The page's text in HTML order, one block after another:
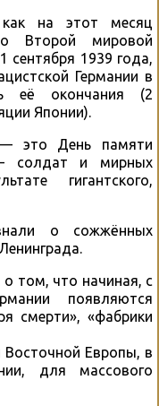
на этот месяц
Второй мировой
1939 года,
Германии в
её окончания (2
Японии).
это День памяти
солдат и мирных
гигантского,
о сожжённых
о том, что начиная, с
появляются
смерти», «фабрики
Европы, в
для массового